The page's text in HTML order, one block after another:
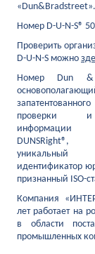
«Dun&Bradstreet».
Номер D-U-N-S®
Проверить
D-U-N-S можно
Номер Dun
проверки и
информации
DUNSRight®,
уникальный
идентификатор
признанный ISO-
Компания
лет работает на
в области
промышленных